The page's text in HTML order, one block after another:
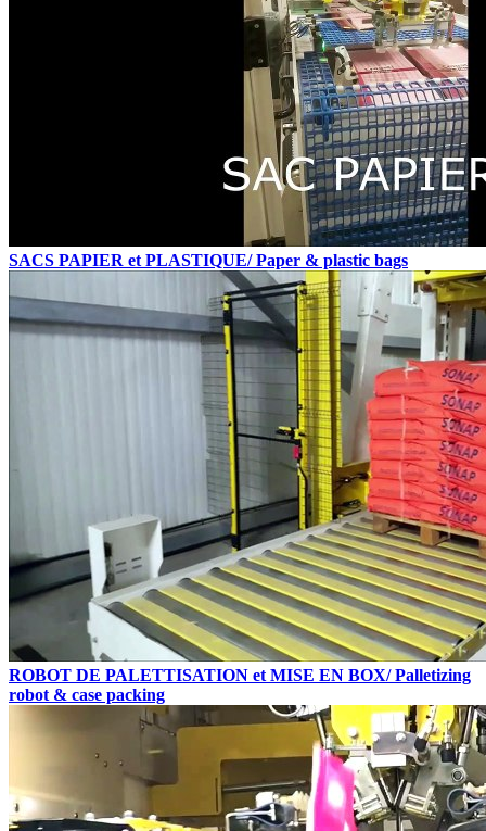
SACS PAPIER et PLASTIQUE/ Paper & plastic bags
ROBOT DE PALETTISATION et MISE EN BOX/ Palletizing
robot & case packing